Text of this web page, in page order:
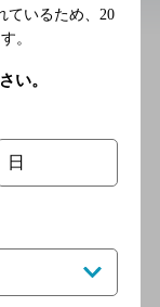
ちゃん松江駅
松江駅
いるため、 20
。
い。
日